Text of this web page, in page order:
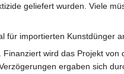
geliefert wurden. Viele
für importierten Kunstdünger
wird das Projekt von
ergaben sich